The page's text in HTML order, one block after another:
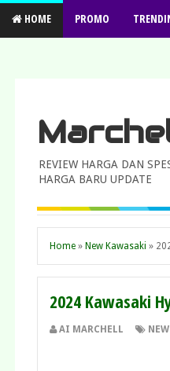
HOME PROMO
REVIEW HARGA DAN
HARGA BARU UPDATE
Home » New Kawasaki »
2024 Kawasaki
AI MARCHELL